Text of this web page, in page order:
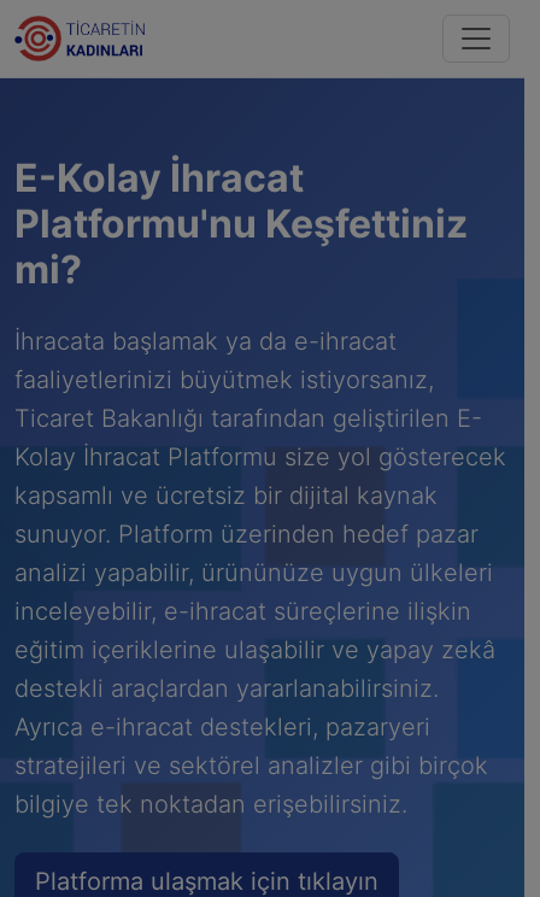
E-Kolay İhracat
Platformu'nu Keşfettiniz
mi?
İhracata başlamak ya da e-ihracat
faaliyetlerinizi büyütmek istiyorsanız,
Ticaret Bakanlığı tarafından geliştirilen E-
Kolay İhracat Platformu size yol gösterecek
kapsamlı ve ücretsiz bir dijital kaynak
sunuyor. Platform üzerinden hedef pazar
analizi yapabilir, ürününüze uygun ülkeleri
inceleyebilir, e-ihracat süreçlerine ilişkin
eğitim içeriklerine ulaşabilir ve yapay zekâ
destekli araçlardan yararlanabilirsiniz.
Ayrıca e-ihracat destekleri, pazaryeri
stratejileri ve sektörel analizler gibi birçok
bilgiye tek noktadan erişebilirsiniz.
Platforma ulaşmak için tıklayın